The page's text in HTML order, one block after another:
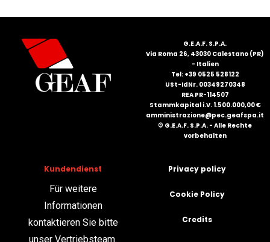
G.E.A.F. S.P.A.
Via Roma 26, 43030 Calestano (PR)
- Italien
Tel: +39 0525 528122
USt-IdNr. 00349270348
REA PR-114507
Stammkapital i.V. 1.500.000,00 €
amministrazione@pec.geafspa.it
© G.E.A.F. S.P.A. - Alle Rechte
vorbehalten
Kundendienst
Für weitere
Informationen
kontaktieren Sie bitte
unser Vertriebsteam.
Privacy policy
Cookie Policy
Credits